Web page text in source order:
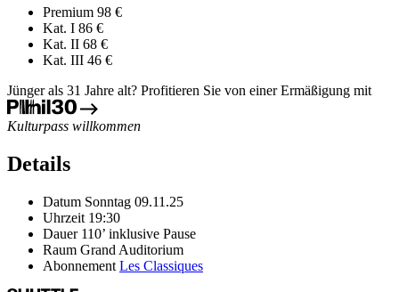
Premium 98 €
Kat. I 86 €
Kat. II 68 €
Kat. III 46 €
Jünger als 31 Jahre alt? Profitieren Sie von einer Ermäßigung mit
Kulturpass willkommen
Details
Datum Sonntag 09.11.25
Uhrzeit 19:30
Dauer 110’ inklusive Pause
Raum Grand Auditorium
Abonnement Les Classiques